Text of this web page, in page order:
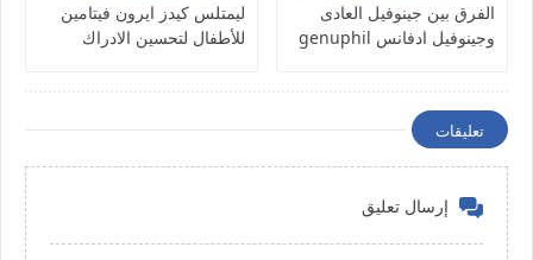
الفرق بين جينوفيل العادى
وجينوفيل ادفانس genuphil
ليمتلس كيدز ايرون فيتامين
للأطفال لتحسين الادراك
تعليقات
إرسال تعليق